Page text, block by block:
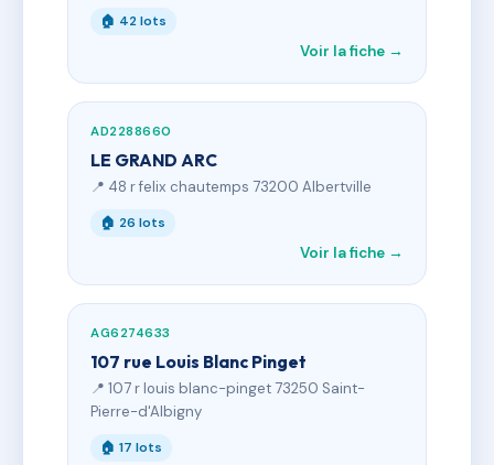
🏠 42 lots
Voir la fiche →
AD2288660
LE GRAND ARC
📍 48 r felix chautemps 73200 Albertville
🏠 26 lots
Voir la fiche →
AG6274633
107 rue Louis Blanc Pinget
📍 107 r louis blanc-pinget 73250 Saint-
Pierre-d'Albigny
🏠 17 lots